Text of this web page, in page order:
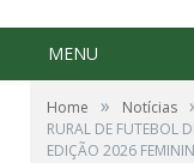
MENU
Home » Notícias
RURAL DE FUTEBOL
EDIÇÃO 2026